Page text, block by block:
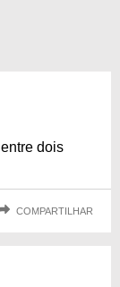
dois
COMPARTILHAR